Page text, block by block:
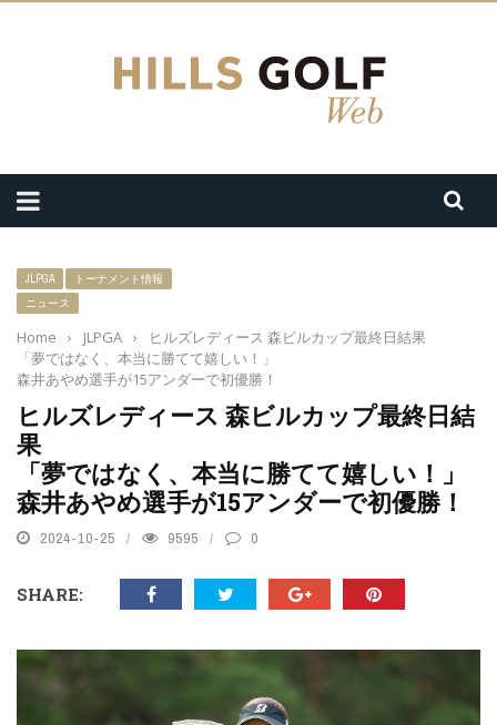
JLPGA
トーナメント情報
ニュース
Home › JLPGA ›
ヒルズレディース 森ビルカップ最終日結果
「夢ではなく、本当に勝てて嬉しい！」
森井あやめ選手が15アンダーで初優勝！
ヒルズレディース 森ビルカップ最終日結
果
「夢ではなく、本当に勝てて嬉しい！」
森井あやめ選手が15アンダーで初優勝！
2024-10-25 9595 0
SHARE: